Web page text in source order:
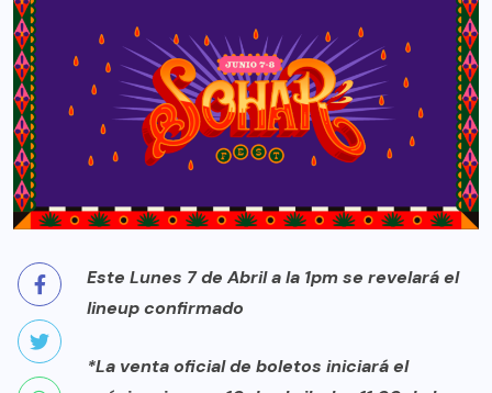
Este Lunes 7 de Abril a la 1pm se revelará el
lineup confirmado
*La venta oficial de boletos iniciará el